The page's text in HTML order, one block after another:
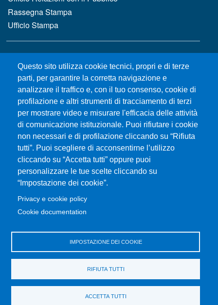
Questo sito utilizza cookie tecnici, propri e di terze
parti, per garantire la corretta navigazione e
analizzare il traffico e, con il tuo consenso, cookie di
profilazione e altri strumenti di tracciamento di terzi
per mostrare video e misurare l'efficacia delle attività
di comunicazione istituzionale. Puoi rifiutare i cookie
non necessari e di profilazione cliccando su “Rifiuta
tutti”. Puoi scegliere di acconsentirne l’utilizzo
cliccando su “Accetta tutti” oppure puoi
personalizzare le tue scelte cliccando su
“Impostazione dei cookie”.
Privacy e cookie policy
Cookie documentation
IMPOSTAZIONE DEI COOKIE
RIFIUTA TUTTI
ACCETTA TUTTI
Rassegna Stampa
Ufficio Stampa
MENÙ FOOTER 2
Bandi e concorsi
Gare d'appalto
Albo online
CIAM - Servizi Informatici
Brand Identity
Elenco siti tematici
Servizi per Disabilità e DSA
Sostieni Unime
Performance - trasparenza
Amministrazione trasparente
Note Legali
Atti di notifica
Pianificazione strategica
Privacy e cookie policy
Rivedi le tue scelte sui cookie
Dati di monitoraggio